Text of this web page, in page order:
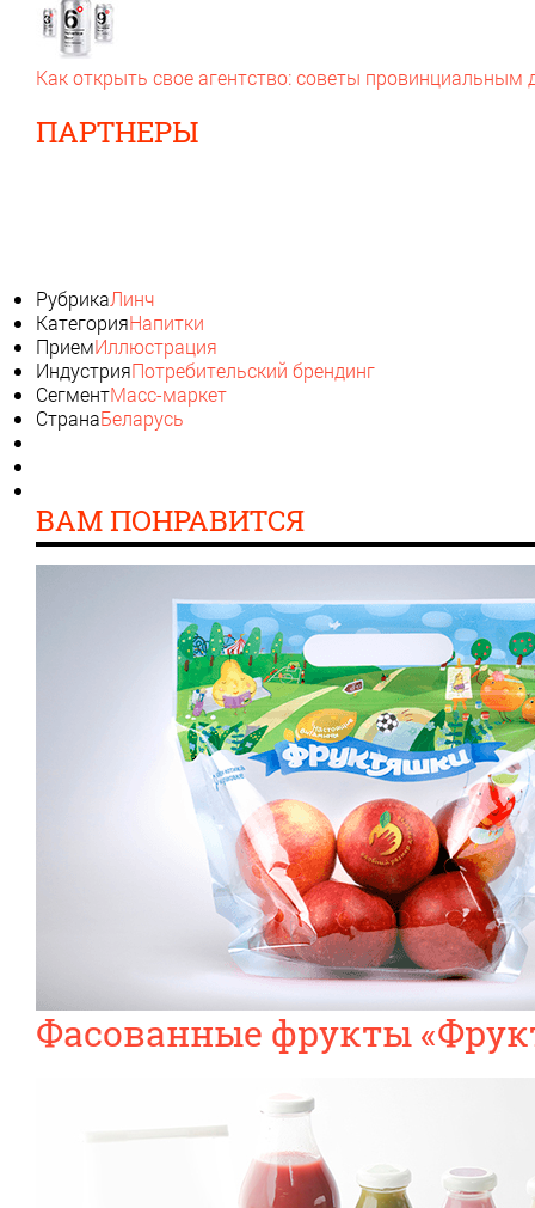
Как открыть свое агентство: советы провинциальным
ПАРТНЕРЫ
РубрикаЛинч
КатегорияНапитки
ПриемИллюстрация
ИндустрияПотребительский брендинг
СегментМасс-маркет
СтранаБеларусь
ВАМ ПОНРАВИТСЯ
Фасованные фрукты